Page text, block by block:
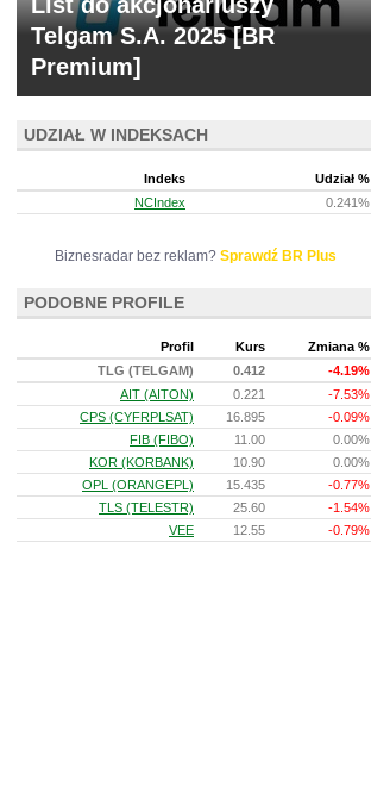
Telgam S.A. 2025 [BR
Premium]
UDZIAŁ W INDEKSACH
Indeks
Udział %
NCIndex
0.241%
Biznesradar bez reklam? Sprawdź BR Plus
PODOBNE PROFILE
Profil Kurs
Zmiana %
TLG (TELGAM)
0.412
-4.19%
AIT (AITON)
0.221
-7.53%
CPS (CYFRPLSAT)
16.895
-0.09%
FIB (FIBO)
11.00
0.00%
KOR (KORBANK)
10.90
0.00%
OPL (ORANGEPL)
15.435
-0.77%
TLS (TELESTR)
25.60
-1.54%
VEE
12.55 -0.79%